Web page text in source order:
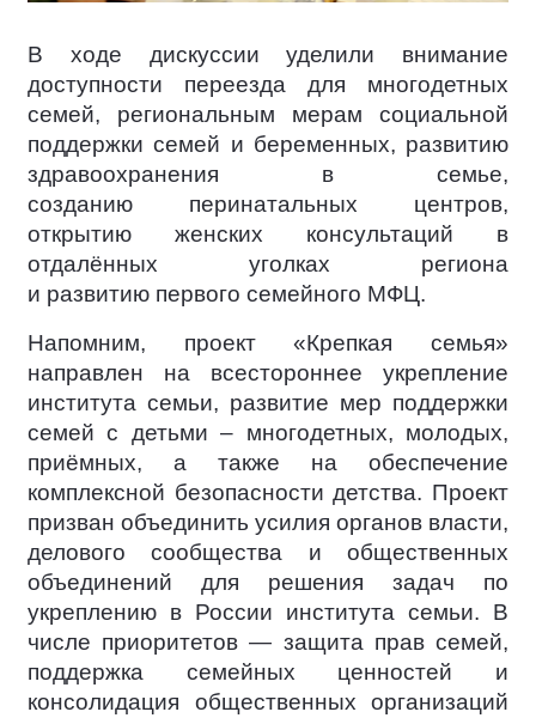
В ходе дискуссии уделили внимание
доступности переезда для многодетных
семей, региональным мерам социальной
поддержки семей и беременных, развитию
здравоохранения в семье,
созданию перинатальных центров,
открытию женских консультаций в
отдалённых уголках региона
и развитию первого семейного МФЦ.
Напомним, проект «Крепкая семья»
направлен на всестороннее укрепление
института семьи, развитие мер поддержки
семей с детьми – многодетных, молодых,
приёмных, а также на обеспечение
комплексной безопасности детства. Проект
призван объединить усилия органов власти,
делового сообщества и общественных
объединений для решения задач по
укреплению в России института семьи. В
числе приоритетов — защита прав семей,
поддержка семейных ценностей и
консолидация общественных организаций